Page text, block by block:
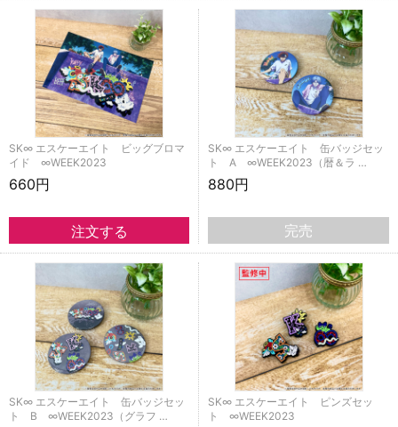
SK∞ エスケーエイト ビッグブロマ
イド ∞WEEK2023
660円
SK∞ エスケーエイト 缶バッジセッ
ト A ∞WEEK2023（暦＆ラ …
880円
完売
SK∞ エスケーエイト 缶バッジセッ
ト B ∞WEEK2023（グラフ …
SK∞ エスケーエイト ピンズセッ
ト ∞WEEK2023